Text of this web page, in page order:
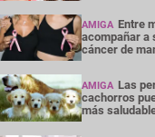
AMIGA Entre
acompañar a
cáncer de
AMIGA Las
cachorros
más